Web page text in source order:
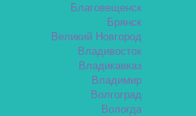
Благовещенск
Брянск
Великий Новгород
Владивосток
Владикавказ
Владимир
Волгоград
Вологда